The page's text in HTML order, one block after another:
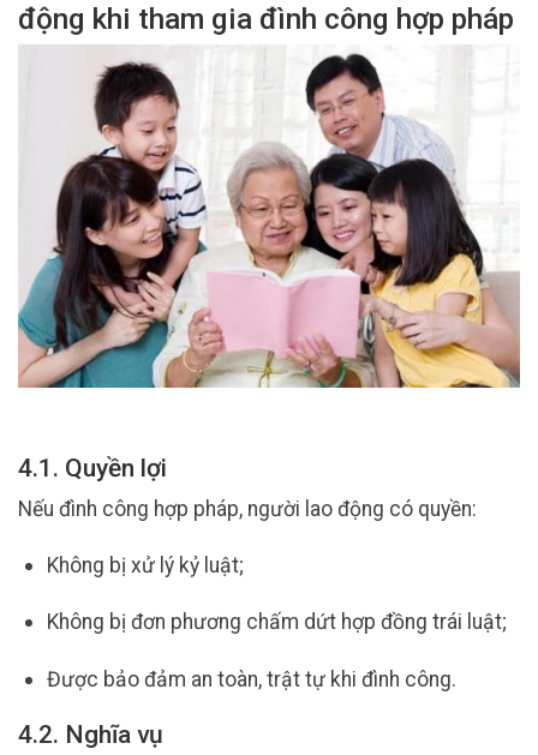
động khi tham gia đình công hợp pháp
4.1. Quyền lợi
Nếu đình công hợp pháp, người lao động có quyền:
Không bị xử lý kỷ luật;
Không bị đơn phương chấm dứt hợp đồng trái luật;
Được bảo đảm an toàn, trật tự khi đình công.
4.2. Nghĩa vụ